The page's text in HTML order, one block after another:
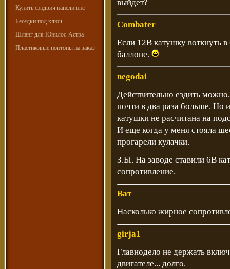
Купить сэндвич панели ппс
Беседки под ключ
Шланг для Юнилос-Астра
Пластиковые понтоны на заказ
выйдет?
Combater
Если 12В катушку воткнуть в
баллоне.
negodai
Действительно ездить
почти в два раза больше. Но
катушки не расчитана на
И еще когда у меня стояла
прогарели кулачки.
З.Ы. На заводе ставили 6В
сопротивление.
Ват
Насколько жирное
girja1
Главнодело не держать
двигателе... долго.